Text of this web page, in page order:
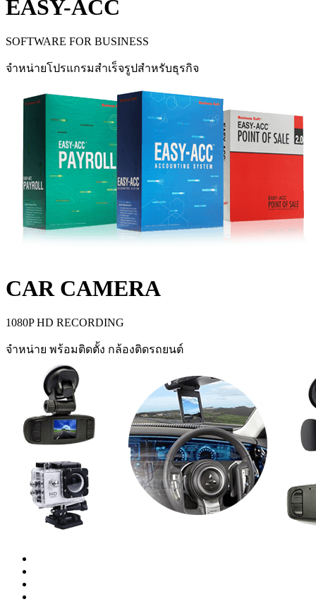
EASY-ACC
SOFTWARE FOR BUSINESS
จำหน่ายโปรแกรมสำเร็จรูปสำหรับธุรกิจ
CAR CAMERA
1080P HD RECORDING
จำหน่าย พร้อมติดตั้ง กล้องติดรถยนต์